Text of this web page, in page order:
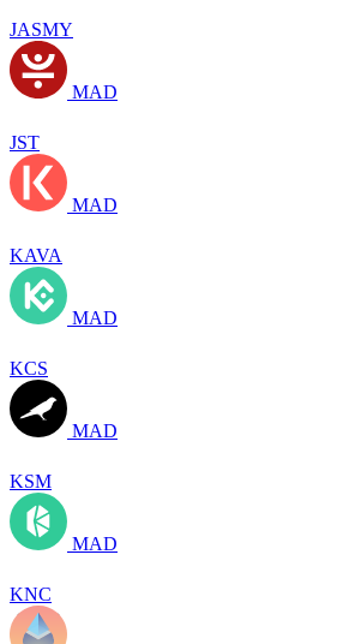
JASMY
MAD
JST
MAD
KAVA
MAD
KCS
MAD
KSM
MAD
KNC